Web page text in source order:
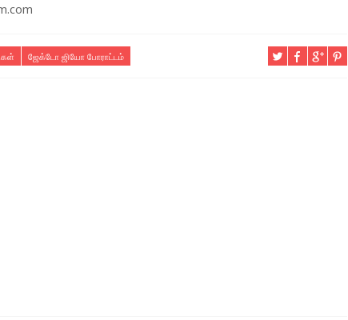
ஜேக்டோ ஜியோ போராட்டம்